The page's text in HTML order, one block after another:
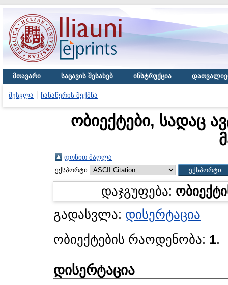
მთავარი საცავის შესახებ ინსტრუქცია
შესვლა ჩანაწერის შექმნა
ობიექტები, სადაც
დონით მაღლა
ექსპორტი
დაჯგუფება:
გადასვლა: დისერტაცია
ობიექტების რაოდენობა: 1.
დისერტაცია